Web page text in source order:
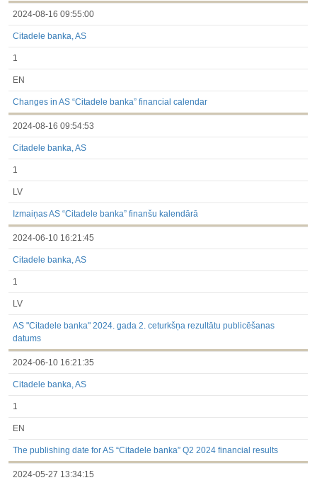
2024-08-16 09:55:00
Citadele banka, AS
1
EN
Changes in AS “Citadele banka” financial calendar
2024-08-16 09:54:53
Citadele banka, AS
1
LV
Izmaiņas AS “Citadele banka” finanšu kalendārā
2024-06-10 16:21:45
Citadele banka, AS
1
LV
AS "Citadele banka" 2024. gada 2. ceturkšņa rezultātu publicēšanas
datums
2024-06-10 16:21:35
Citadele banka, AS
1
EN
The publishing date for AS “Citadele banka” Q2 2024 financial results
2024-05-27 13:34:15